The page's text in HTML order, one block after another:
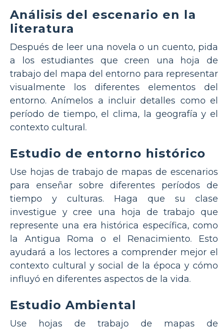
Análisis del escenario en la
literatura
Después de leer una novela o un cuento, pida
a los estudiantes que creen una hoja de
trabajo del mapa del entorno para representar
visualmente los diferentes elementos del
entorno. Anímelos a incluir detalles como el
período de tiempo, el clima, la geografía y el
contexto cultural.
Estudio de entorno histórico
Use hojas de trabajo de mapas de escenarios
para enseñar sobre diferentes períodos de
tiempo y culturas. Haga que su clase
investigue y cree una hoja de trabajo que
represente una era histórica específica, como
la Antigua Roma o el Renacimiento. Esto
ayudará a los lectores a comprender mejor el
contexto cultural y social de la época y cómo
influyó en diferentes aspectos de la vida.
Estudio Ambiental
Use hojas de trabajo de mapas de